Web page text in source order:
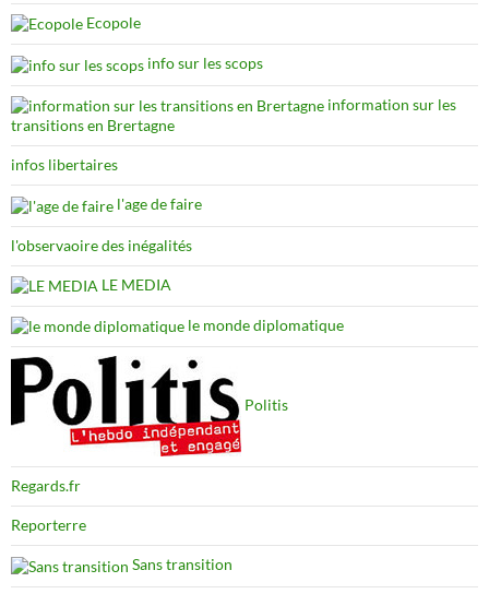
Ecopole
info sur les scops
information sur les
transitions en Brertagne
infos libertaires
l'age de faire
l'observaoire des inégalités
LE MEDIA
le monde diplomatique
Politis
Regards.fr
Reporterre
Sans transition